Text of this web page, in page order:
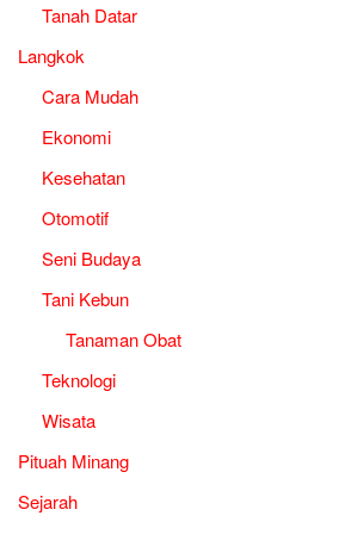
Tanah Datar
Langkok
Cara Mudah
Ekonomi
Kesehatan
Otomotif
Seni Budaya
Tani Kebun
Tanaman Obat
Teknologi
Wisata
Pituah Minang
Sejarah